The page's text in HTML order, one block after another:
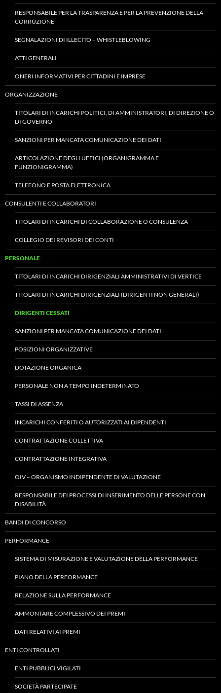
RESPONSABILE PER LA TRASPARENZA E PER LA PREVENZIONE DELLA
CORRUZIONE
SEGNALAZIONI DI ILLECITO – WHISTLEBLOWING
ATTI GENERALI
ONERI INFORMATIVI PER CITTADINI E IMPRESE
ORGANIZZAZIONE
TITOLARI DI INCARICHI POLITICI, DI AMMINISTRATORI, DI DIREZIONE O
DI GOVERNO
SANZIONI PER MANCATA COMUNICAZIONE DEI DATI
ARTICOLAZIONE DEGLI UFFICI (ORGANIGRAMMA E
FUNZIONIGRAMMA)
TELEFONO E POSTA ELETTRONICA
CONSULENTI E COLLABORATORI
TITOLARI DI INCARICHI DI COLLABORAZIONE O CONSULENZA
COLLEGIO DEI REVISORI DEI CONTI
PERSONALE
TITOLARI DI INCARICHI DIRIGENZIALI AMMINISTRATIVI DI VERTICE
TITOLARI DI INCARICHI DIRIGENZIALI (DIRIGENTI NON GENERALI)
DIRIGENTI CESSATI
SANZIONI PER MANCATA COMUNICAZIONE DEI DATI
POSIZIONI ORGANIZZATIVE
DOTAZIONE ORGANICA
PERSONALE NON A TEMPO INDETERMINATO
TASSI DI ASSENZA
INCARICHI CONFERITI O AUTORIZZATI AI DIPENDENTI
CONTRATTAZIONE COLLETTIVA
CONTRATTAZIONE INTEGRATIVA
OIV – ORGANISMO INDIPENDENTE DI VALUTAZIONE
RESPONSABILE DEI PROCESSI DI INSERIMENTO DELLE PERSONE CON
DISABILITÀ
BANDI DI CONCORSO
PERFORMANCE
SISTEMA DI MISURAZIONE E VALUTAZIONE DELLA PERFORMANCE
PIANO DELLA PERFORMANCE
RELAZIONE SULLA PERFORMANCE
AMMONTARE COMPLESSIVO DEI PREMI
DATI RELATIVI AI PREMI
ENTI CONTROLLATI
ENTI PUBBLICI VIGILATI
SOCIETÀ PARTECIPATE